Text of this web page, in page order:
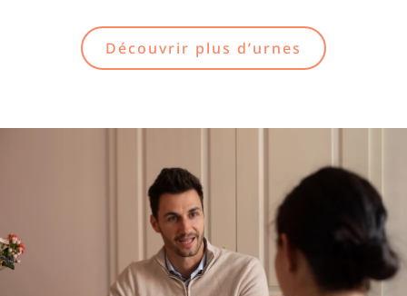
Découvrir plus d’urnes